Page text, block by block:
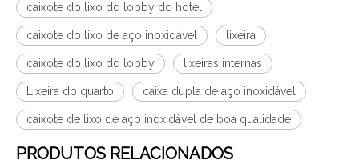
caixote do lixo do lobby do hotel
caixote do lixo de aço inoxidável lixeira
caixote do lixo do lobby lixeiras internas
Lixeira do quarto caixa dupla de aço inoxidável
caixote de lixo de aço inoxidável de boa qualidade
PRODUTOS RELACIONADOS